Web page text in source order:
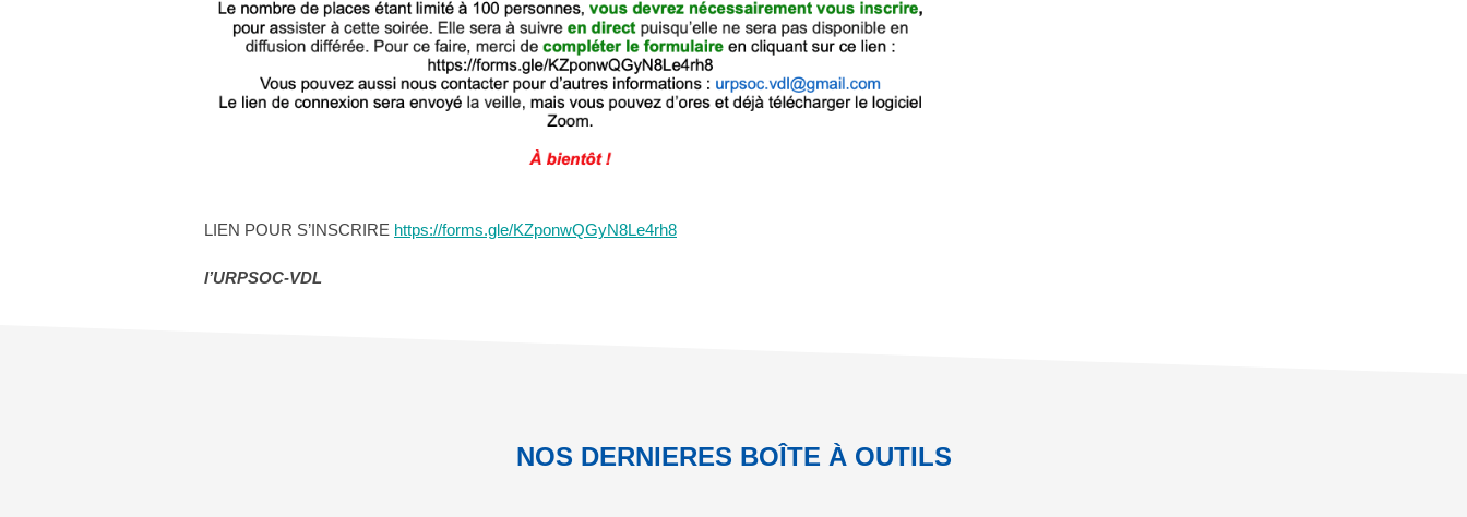
LIEN POUR S’INSCRIRE https://forms.gle/KZponwQGyN8Le4rh8
l’URPSOC-VDL
NOS DERNIERES BOÎTE À OUTILS